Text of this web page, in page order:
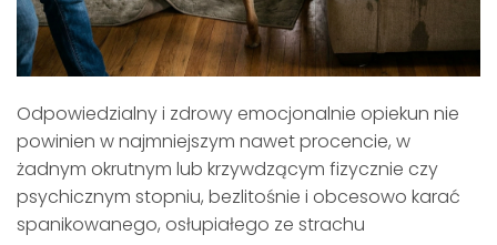
Odpowiedzialny i zdrowy emocjonalnie opiekun nie
powinien w najmniejszym nawet procencie, w
żadnym okrutnym lub krzywdzącym fizycznie czy
psychicznym stopniu, bezlitośnie i obcesowo karać
spanikowanego, osłupiałego ze strachu